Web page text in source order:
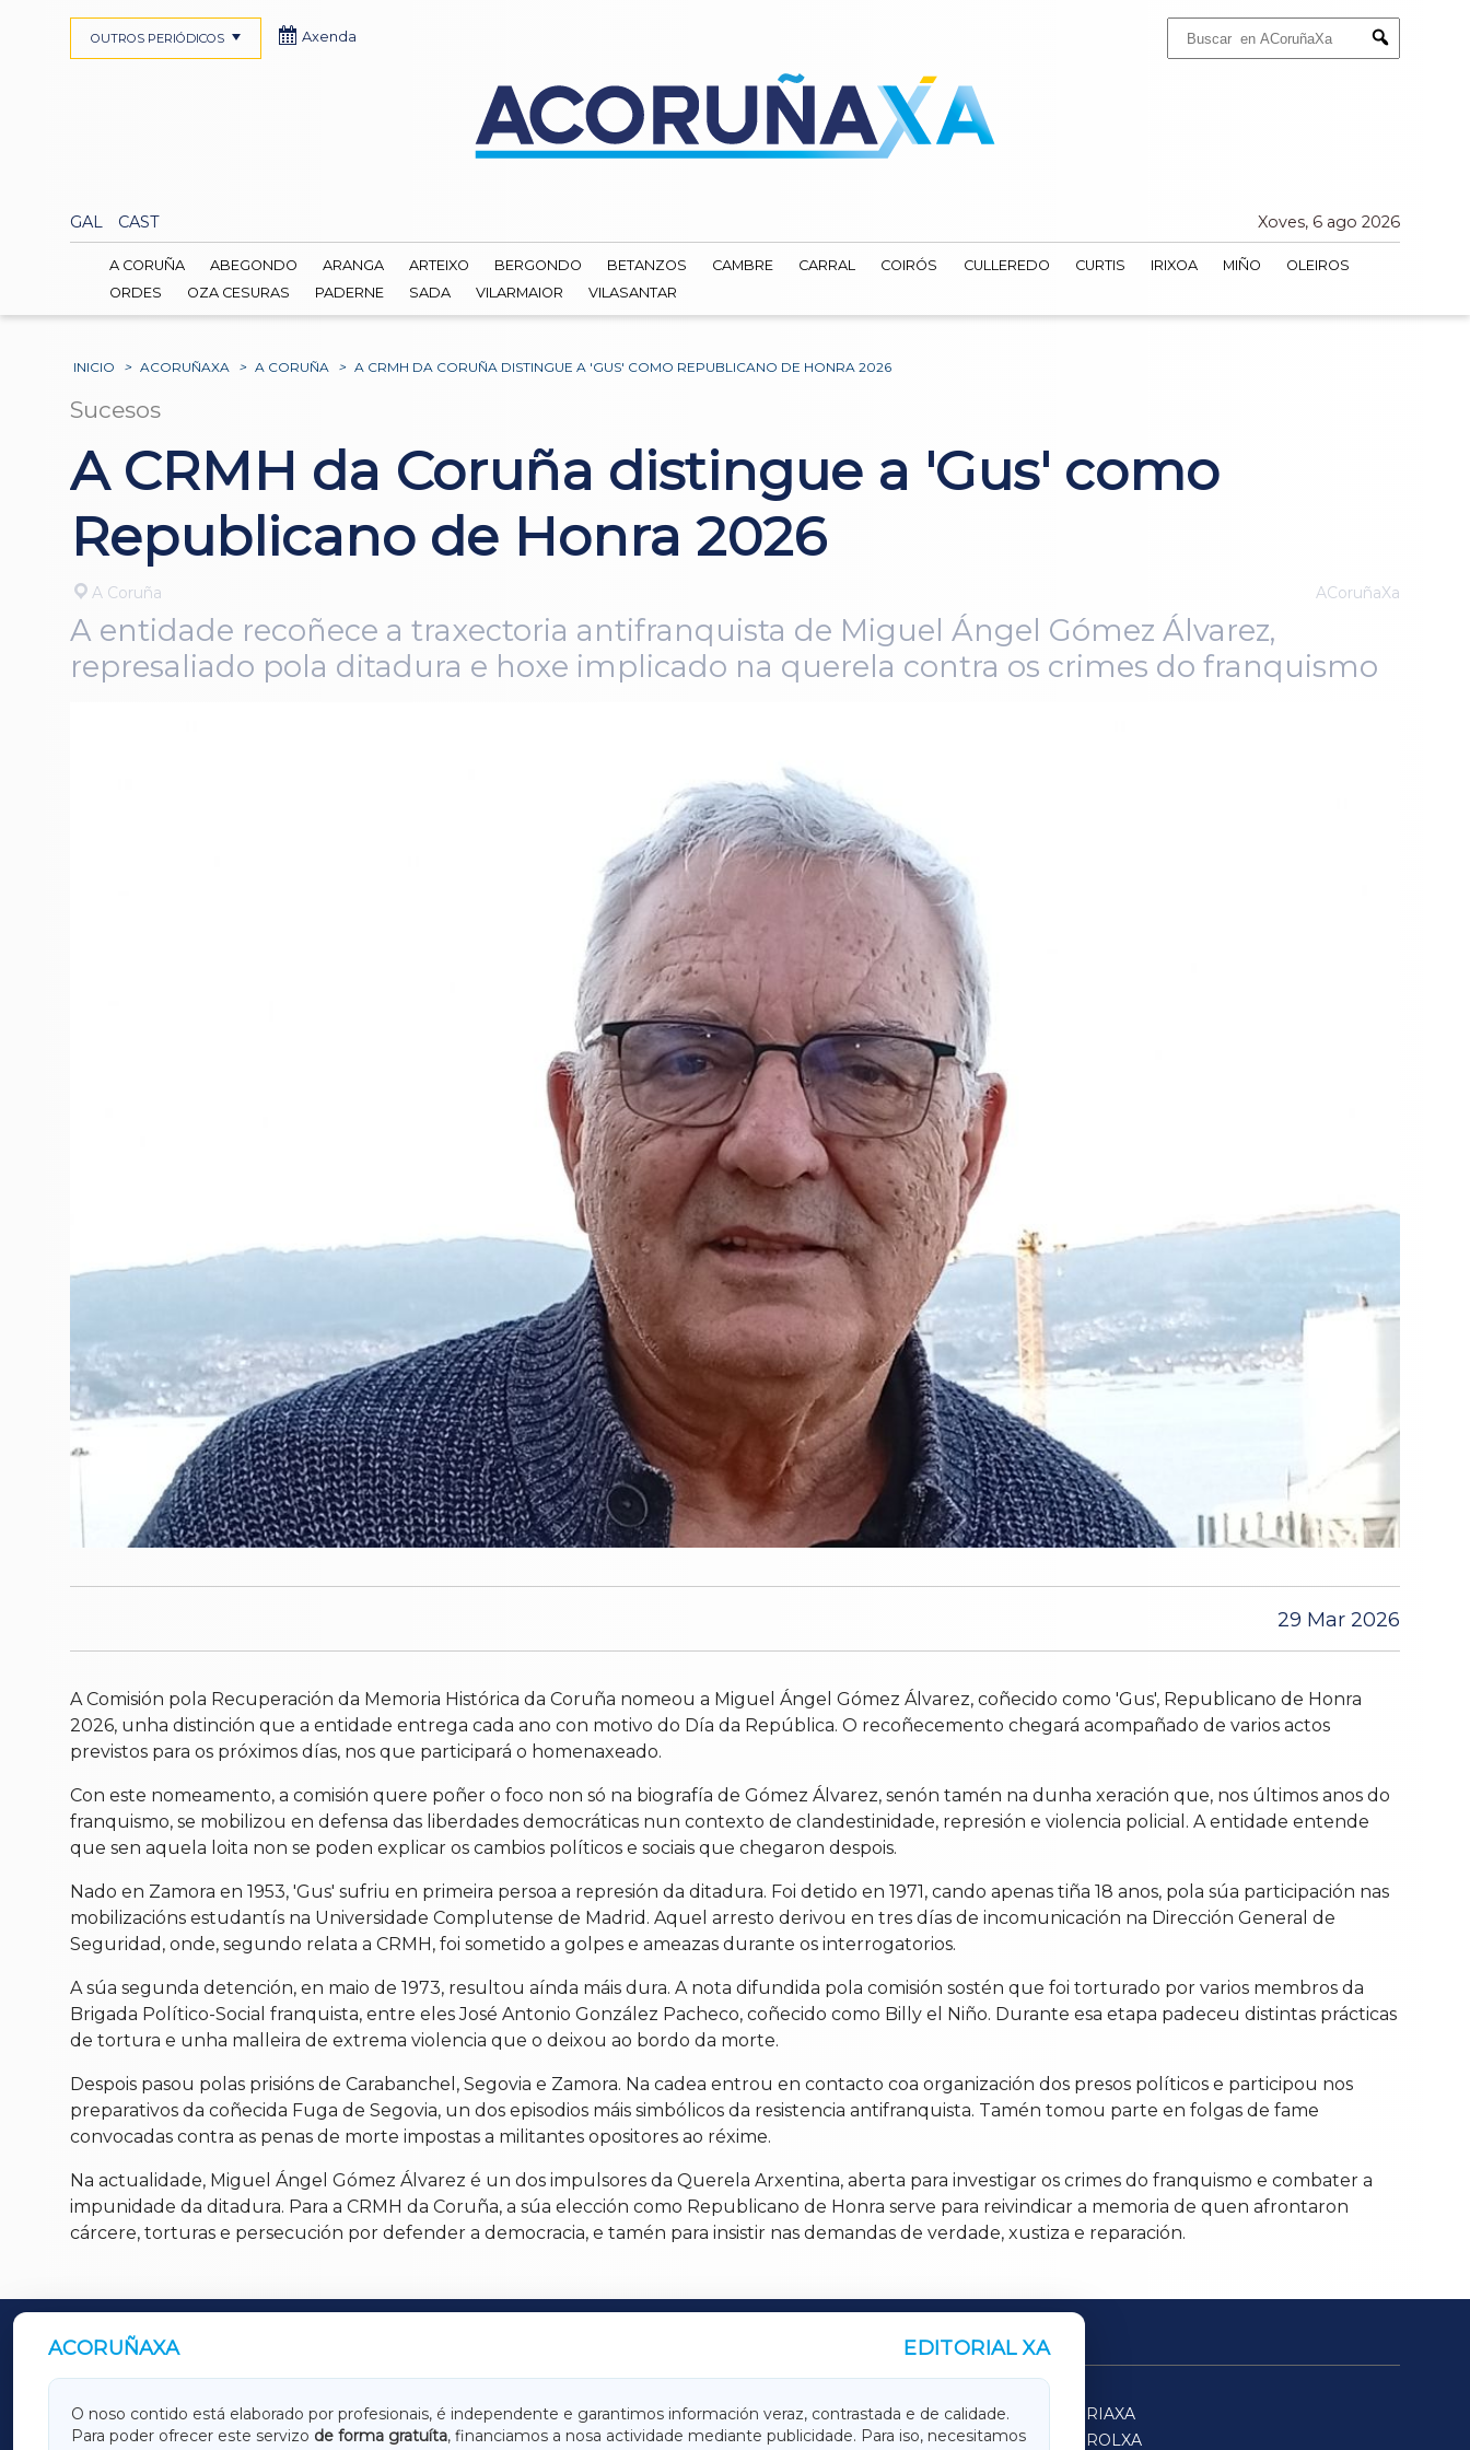
Submit
GAL CAST Xoves, 6 ago 2026
OUTROS PERIÓDICOS Axenda
A CORUÑA ABEGONDO ARANGA ARTEIXO BERGONDO BETANZOS CAMBRE CARRAL COIRÓS CULLEREDO CURTIS IRIXOA MIÑO
OLEIROS
ORDES
OZA CESURAS PADERNE SADA VILARMAIOR VILASANTAR
INICIO > ACORUÑAXA > A CORUÑA > A CRMH DA CORUÑA DISTINGUE A 'GUS' COMO REPUBLICANO DE HONRA 2026
Sucesos
A CRMH da Coruña distingue a 'Gus' como
Republicano de Honra 2026
A Coruña ACoruñaXa
A entidade recoñece a traxectoria antifranquista de Miguel Ángel Gómez Álvarez,
represaliado pola ditadura e hoxe implicado na querela contra os crimes do franquismo
29 Mar 2026
A Comisión pola Recuperación da Memoria Histórica da Coruña nomeou a Miguel Ángel Gómez Álvarez, coñecido como 'Gus', Republicano de Honra
2026, unha distinción que a entidade entrega cada ano con motivo do Día da República. O recoñecemento chegará acompañado de varios actos
previstos para os próximos días, nos que participará o homenaxeado.
Con este nomeamento, a comisión quere poñer o foco non só na biografía de Gómez Álvarez, senón tamén na dunha xeración que, nos últimos anos do
franquismo, se mobilizou en defensa das liberdades democráticas nun contexto de clandestinidade, represión e violencia policial. A entidade entende
que sen aquela loita non se poden explicar os cambios políticos e sociais que chegaron despois.
Nado en Zamora en 1953, 'Gus' sufriu en primeira persoa a represión da ditadura. Foi detido en 1971, cando apenas tiña 18 anos, pola súa participación nas
mobilizacións estudantís na Universidade Complutense de Madrid. Aquel arresto derivou en tres días de incomunicación na Dirección General de
Seguridad, onde, segundo relata a CRMH, foi sometido a golpes e ameazas durante os interrogatorios.
A súa segunda detención, en maio de 1973, resultou aínda máis dura. A nota difundida pola comisión sostén que foi torturado por varios membros da
Brigada Político-Social franquista, entre eles José Antonio González Pacheco, coñecido como Billy el Niño. Durante esa etapa padeceu distintas prácticas
de tortura e unha malleira de extrema violencia que o deixou ao bordo da morte.
Despois pasou polas prisións de Carabanchel, Segovia e Zamora. Na cadea entrou en contacto coa organización dos presos políticos e participou nos
preparativos da coñecida Fuga de Segovia, un dos episodios máis simbólicos da resistencia antifranquista. Tamén tomou parte en folgas de fame
convocadas contra as penas de morte impostas a militantes opositores ao réxime.
Na actualidade, Miguel Ángel Gómez Álvarez é un dos impulsores da Querela Arxentina, aberta para investigar os crimes do franquismo e combater a
impunidade da ditadura. Para a CRMH da Coruña, a súa elección como Republicano de Honra serve para reivindicar a memoria de quen afrontaron
cárcere, torturas e persecución por defender a democracia, e tamén para insistir nas demandas de verdade, xustiza e reparación.
ACORUÑAXA EDITORIAL XA
O noso contido está elaborado por profesionais, é independente e garantimos información veraz, contrastada e de calidade.
Para poder ofrecer este servizo de forma gratuíta, financiamos a nosa actividade mediante publicidade. Para iso, necesitamos
OUTROS PERIÓDICOS
GALICIAXA LUGOXA TERRACHAXA
SARRIAXA
AMARIÑAXA
RIBEIRASACRAXA ACORUÑAXA FERROLXA